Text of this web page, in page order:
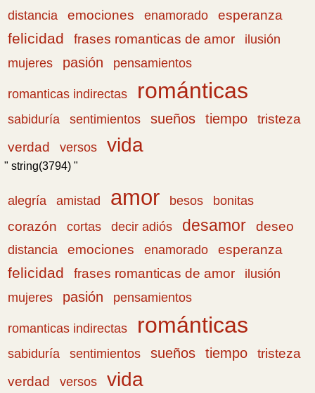
distancia emociones enamorado esperanza
felicidad frases romanticas de amor
ilusión
mujeres
pasión pensamientos
romanticas indirectas románticas
sabiduría sentimientos sueños tiempo
tristeza
verdad
versos vida
" string(3794) "
alegría amistad amor besos
bonitas
corazón
cortas decir adiós desamor deseo
distancia emociones enamorado esperanza
felicidad frases romanticas de amor
ilusión
mujeres
pasión pensamientos
romanticas indirectas románticas
sabiduría sentimientos sueños tiempo
tristeza
verdad
versos vida